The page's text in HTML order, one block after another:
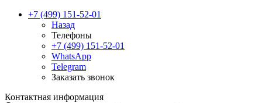
+7 (499) 151-52-01
Назад
Телефоны
+7 (499) 151-52-01
WhatsApp
Telegram
Заказать звонок
Контактная информация